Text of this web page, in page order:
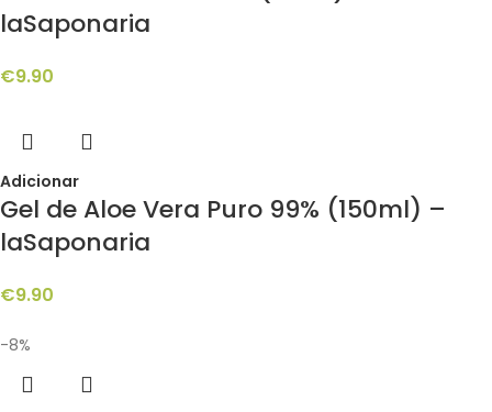
laSaponaria
€9.90
Adicionar
Gel de Aloe Vera Puro 99% (150ml) –
laSaponaria
€9.90
-8%